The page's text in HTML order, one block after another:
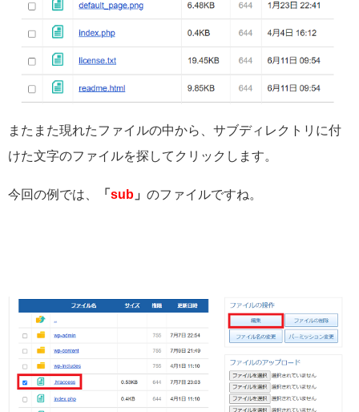
またまた現れたファイルの中から、サブディレクトリに付
けた文字のファイルを探してクリックします。
今回の例では、 「 sub 」 のファイルですね。